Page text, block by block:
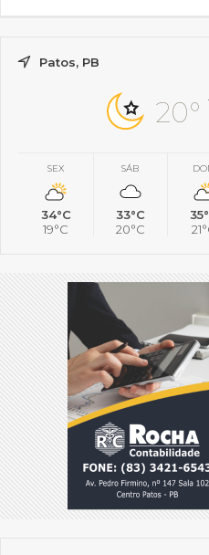
Patos, PB
20°
SEX
34°C
19°C
SÁB
33°C
20°C